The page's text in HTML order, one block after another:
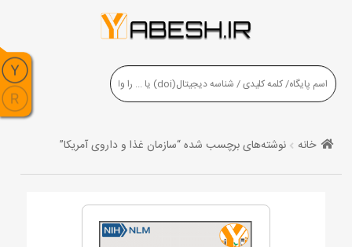
خانه نوشته‌های برچسب شده “سازمان غذا و داروی آمریکا”